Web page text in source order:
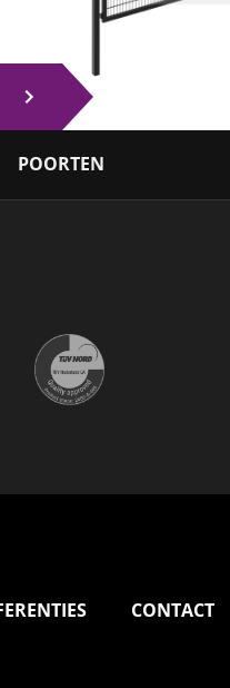
POORTEN
CONTACT